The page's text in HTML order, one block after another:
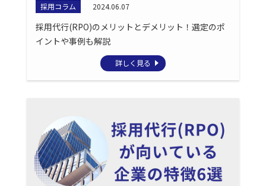
採用コラム 2024.06.07
採用代行(RPO)のメリットとデメリット！選定のポ
イントや事例も解説
詳しく見る